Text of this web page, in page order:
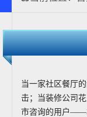
当一家社区餐厅
击；当装修公司
市咨询的用户——